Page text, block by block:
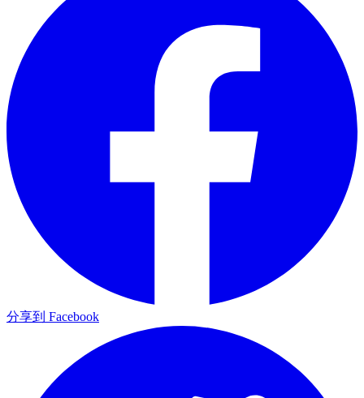
分享到 Facebook